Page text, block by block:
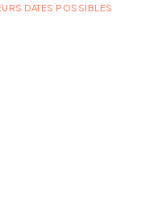
DATES POSSIBLES